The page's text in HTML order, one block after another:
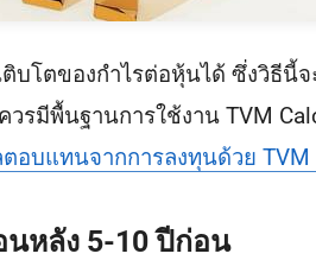
บโตของกำไรต่อหุ้นได้ ซึ่งวิธีนี้จ
รมีพื้นฐานการใช้งาน TVM
อบแทนจากการลงทุนด้วย TVM
หลัง 5-10 ปีก่อน